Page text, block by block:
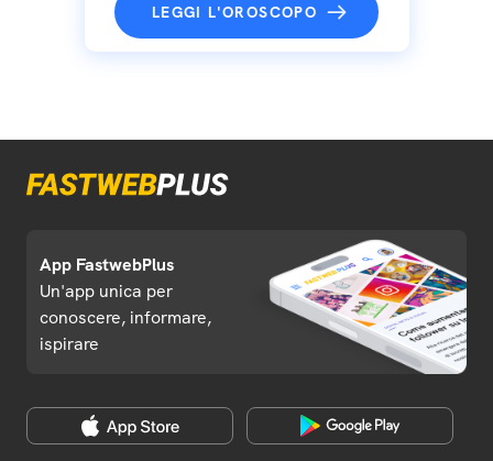
LEGGI L'OROSCOPO
App FastwebPlus
Un'app unica per
conoscere, informare,
ispirare